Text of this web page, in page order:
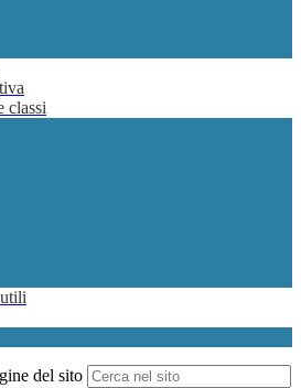
classi
del sito